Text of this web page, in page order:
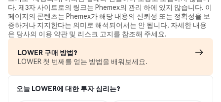
다. 제3자 사이트로의 링크는 Phemex의 관리 하에 있지 않습니다. 이
페이지의 콘텐츠는 Phemex가 해당 내용의 신뢰성 또는 정확성을 보
증하거나 지지한다는 의미로 해석되어서는 안 됩니다. 자세한 내용
은 당사의 이용 약관 및 리스크 고지를 참조해 주세요.
LOWER 구매 방법?
LOWER 첫 번째를 얻는 방법을 배워보세요.
오늘 LOWER에 대한 투자 심리는?